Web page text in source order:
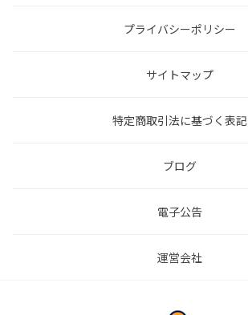
プライバシーポリシー
サイトマップ
特定商取引法に基づく表記
ブログ
電子公告
運営会社